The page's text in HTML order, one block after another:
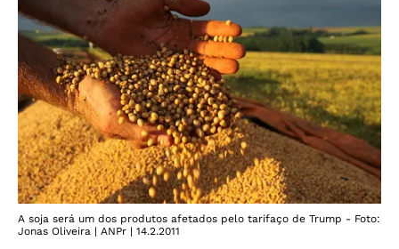
A soja será um dos produtos afetados pelo tarifaço de Trump - Foto:
Jonas Oliveira | ANPr | 14.2.2011